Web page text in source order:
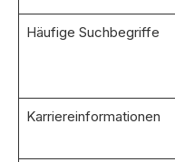
Häufige Suchbegriffe
Karriereinformationen